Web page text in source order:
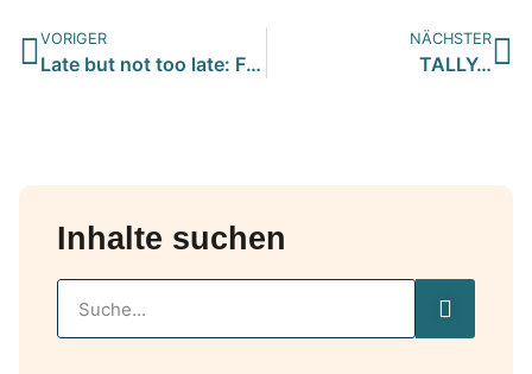
VORIGER
Late but not too late: Freitag ist Freutag
NÄCHSTER
TALLY…
Inhalte suchen